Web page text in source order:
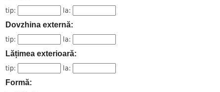
tip: la:
Dovzhina externă:
tip: la:
Lățimea exterioară:
tip: la:
Formă: